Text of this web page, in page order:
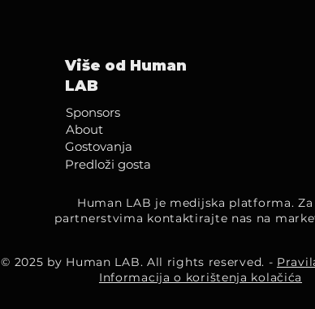
Više od Human
LAB
Sponsors
About
Gostovanja
Predloži gosta
Human LAB je medijska platforma.
partnerstvima kontaktirajte nas na
© 2025 by Human LAB. All rights reserved. -
Informacija o korištenja kolačića